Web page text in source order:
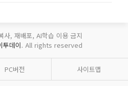
사, 재배포, AI학습 이용 금지
투데이. All rights reserved
PC버전 사이트맵